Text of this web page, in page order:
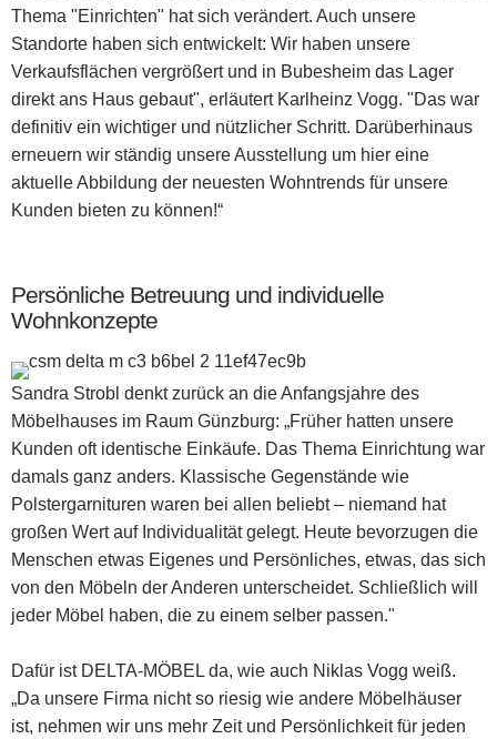
Thema "Einrichten" hat sich verändert. Auch unsere
Standorte haben sich entwickelt: Wir haben unsere
Verkaufsflächen vergrößert und in Bubesheim das Lager
direkt ans Haus gebaut", erläutert Karlheinz Vogg. "Das war
definitiv ein wichtiger und nützlicher Schritt. Darüberhinaus
erneuern wir ständig unsere Ausstellung um hier eine
aktuelle Abbildung der neuesten Wohntrends für unsere
Kunden bieten zu können!“
Persönliche Betreuung und individuelle
Wohnkonzepte
Sandra Strobl denkt zurück an die Anfangsjahre des
Möbelhauses im Raum Günzburg: „Früher hatten unsere
Kunden oft identische Einkäufe. Das Thema Einrichtung war
damals ganz anders. Klassische Gegenstände wie
Polstergarnituren waren bei allen beliebt – niemand hat
großen Wert auf Individualität gelegt. Heute bevorzugen die
Menschen etwas Eigenes und Persönliches, etwas, das sich
von den Möbeln der Anderen unterscheidet. Schließlich will
jeder Möbel haben, die zu einem selber passen."
Dafür ist DELTA-MÖBEL da, wie auch Niklas Vogg weiß.
„Da unsere Firma nicht so riesig wie andere Möbelhäuser
ist, nehmen wir uns mehr Zeit und Persönlichkeit für jeden